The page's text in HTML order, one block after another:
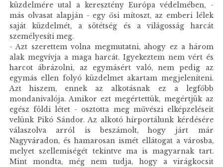
küzdelmére utal a keresztény Európa védelmében, -
más olvasat alapján - egy ősi mítoszt, az emberi lélek
saját küzdelmét, a sötétség és a világosság harcát
személyesíti meg.
- Azt szerettem volna megmutatni, ahogy ez a három
alak megvívja a maga harcát. Igyekeztem nem vért és
harcot ábrázolni, az egymásért való, nem pedig az
egymás ellen folyó küzdelmet akartam megjeleníteni.
Azt hiszem, ennek az alkotásnak ez a legfőbb
mondanivalója. Amikor ezt megértettük, megértjük az
egész földi létet - osztotta meg művészi elképzeléseit
velünk Pikó Sándor. Az alkotó hírportálunk kérdésére
válaszolva arról is beszámolt, hogy járt már
Nagyváradon, és hamarosan ismét ellátogat a városba,
melyet szellemiségét tekintve ma is magyarnak tart.
Mint mondta, még nem tudja, hogy a virágkocsit